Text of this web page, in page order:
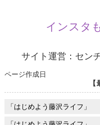
インスタ
サイト運営：セン
ページ作成日
「はじめよう藤沢ライフ」